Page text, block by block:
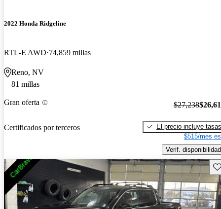
2022 Honda Ridgeline
RTL-E AWD 74,859 millas
Reno, NV
81 millas
Gran oferta
Certificados por terceros
$27,238
El precio incluye tasas
$515/mes
Verif. disponibilidad